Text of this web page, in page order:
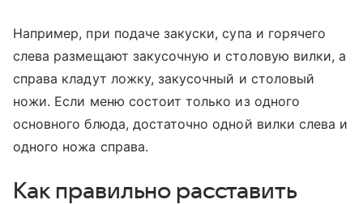
Например, при подаче закуски, супа и горячего
слева размещают закусочную и столовую вилки, а
справа кладут ложку, закусочный и столовый
ножи. Если меню состоит только из одного
основного блюда, достаточно одной вилки слева и
одного ножа справа.
Как правильно расставить